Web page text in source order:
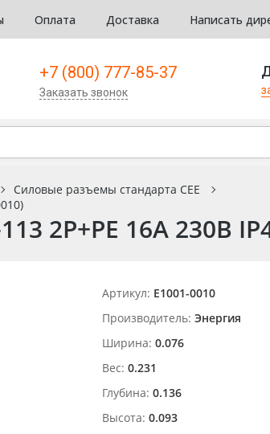
Оплата Доставка Написать
+7 (800) 777-85-37
Заказать звонок
Силовые разъемы стандарта CEE
2P+PE 16А 230В
Артикул: Е1001-0010
Производитель: Энергия
Ширина: 0.076
Вес: 0.231
Глубина: 0.136
Высота: 0.093